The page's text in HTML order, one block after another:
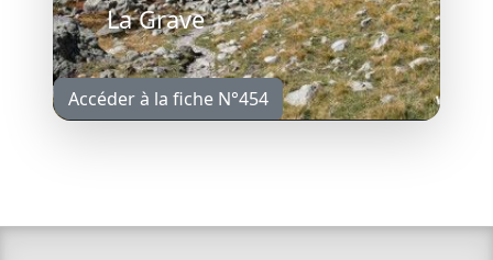
La Grave
Accéder à la fiche N°454